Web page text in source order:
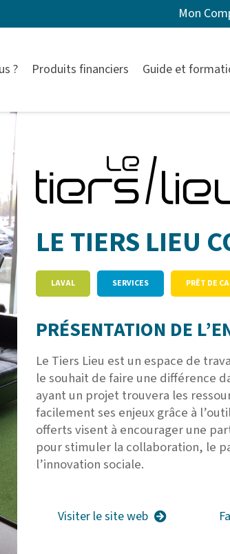
Mon
? Produits financiers Guide et
LE TIERS LIEU
LAVAL SERVICES PRÊT DE
PRÉSENTATION DE
Le Tiers Lieu est un espace de
le souhait de faire une différence
ayant un projet trouvera les
facilement ses enjeux grâce à
offerts visent à encourager une
pour stimuler la collaboration, le
l’innovation sociale.
Visiter le site web